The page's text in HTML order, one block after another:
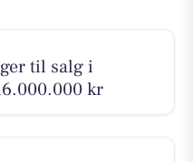
til salg i
kr